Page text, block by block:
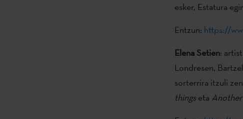
esker, Estatura
Entzun: https://
Elena Setien:
Londresen,
sorterrira itzuli
thingseta